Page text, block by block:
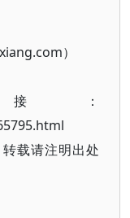
）
：
载请注明出处